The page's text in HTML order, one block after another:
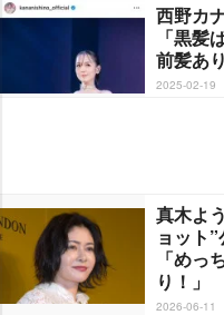
西野カ
「黒髪
前髪あ
2025-02-19
真木よ
ョット
「めっ
り！」
2026-06-11